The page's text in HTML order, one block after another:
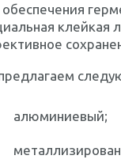
клейкая
алюминиевый;